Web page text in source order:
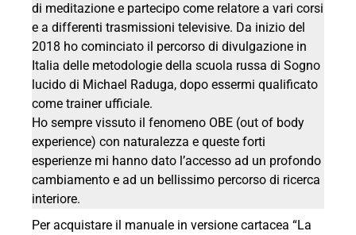
di meditazione e partecipo come relatore a vari corsi
e a differenti trasmissioni televisive. Da inizio del
2018 ho cominciato il percorso di divulgazione in
Italia delle metodologie della scuola russa di Sogno
lucido di Michael Raduga, dopo essermi qualificato
come trainer ufficiale.
Ho sempre vissuto il fenomeno OBE (out of body
experience) con naturalezza e queste forti
esperienze mi hanno dato l’accesso ad un profondo
cambiamento e ad un bellissimo percorso di ricerca
interiore.
Per acquistare il manuale in versione cartacea “La